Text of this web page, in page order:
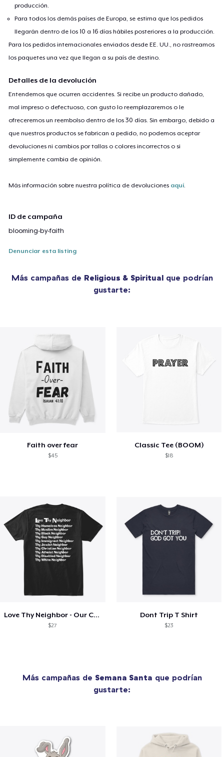
producción.
Para todos los demás países de Europa, se estima que los pedidos
llegarán dentro de los 10 a 16 días hábiles posteriores a la producción.
Para los pedidos internacionales enviados desde EE. UU., no rastreamos
los paquetes una vez que llegan a su país de destino.
Detalles de la devolución
Entendemos que ocurren accidentes. Si recibe un producto dañado,
mal impreso o defectuoso, con gusto lo reemplazaremos o le
ofreceremos un reembolso dentro de los 30 días. Sin embargo, debido a
que nuestros productos se fabrican a pedido, no podemos aceptar
devoluciones ni cambios por tallas o colores incorrectos o si
simplemente cambia de opinión.
Más información sobre nuestra política de devoluciones aquí.
ID de campaña
blooming-by-faith
Denunciar esta listing
Más campañas de Religious & Spiritualque podrían
gustarte:
Faith over fear
$45
Classic Tee (BOOM)
$18
Love Thy Neighbor - Our Classic Design
$27
Dont Trip T Shirt
$23
Más campañas de Semana Santa que podrían
gustarte: